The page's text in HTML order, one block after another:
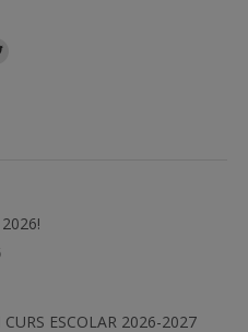
CURS ESCOLAR 2026-2027